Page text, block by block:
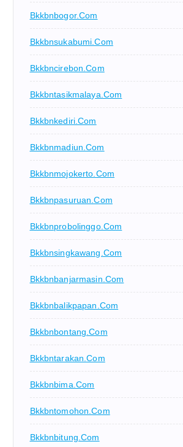
Bkkbnbogor.com
Bkkbnsukabumi.com
Bkkbncirebon.com
Bkkbntasikmalaya.com
Bkkbnkediri.com
Bkkbnmadiun.com
Bkkbnmojokerto.com
Bkkbnpasuruan.com
Bkkbnprobolinggo.com
Bkkbnsingkawang.com
Bkkbnbanjarmasin.com
Bkkbnbalikpapan.com
Bkkbnbontang.com
Bkkbntarakan.com
Bkkbnbima.com
Bkkbntomohon.com
Bkkbnbitung.com